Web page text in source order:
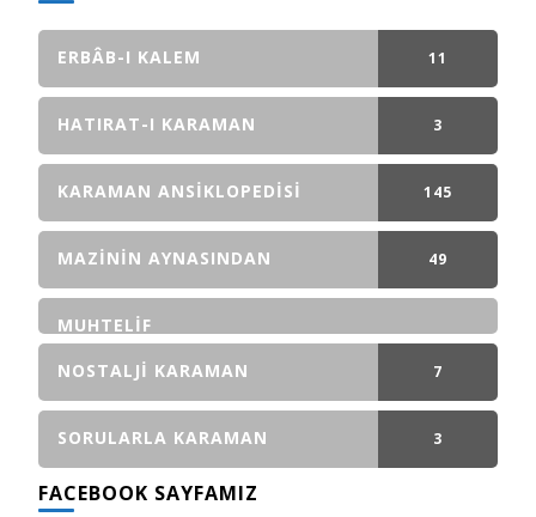
ERBÂB-I KALEM 11
GÖNDERI(LER)
HATIRAT-I KARAMAN 3
GÖNDERI(LER)
KARAMAN ANSIKLOPEDISI 145
GÖNDERI(LER)
MAZININ AYNASINDAN 49
MUHTELIF
NOSTALJI KARAMAN
7
GÖNDERI(LER)
SORULARLA KARAMAN 3
FACEBOOK SAYFAMIZ